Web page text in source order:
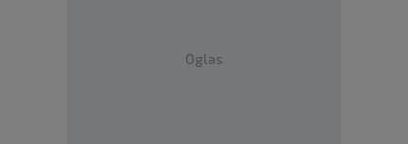
Oglas